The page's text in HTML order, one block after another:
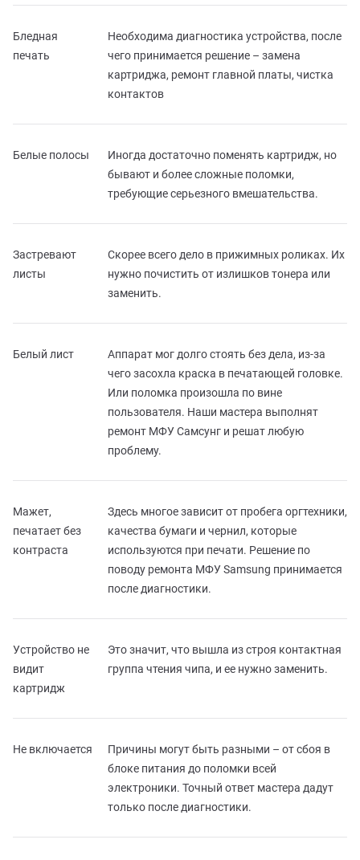
Бледная
печать
Необходима диагностика устройства, после
чего принимается решение – замена
картриджа, ремонт главной платы, чистка
контактов
Белые полосы
Иногда достаточно поменять картридж, но
бывают и более сложные поломки,
требующие серьезного вмешательства.
Застревают
листы
Скорее всего дело в прижимных роликах. Их
нужно почистить от излишков тонера или
заменить.
Белый лист
Аппарат мог долго стоять без дела, из-за
чего засохла краска в печатающей головке.
Или поломка произошла по вине
пользователя. Наши мастера выполнят
ремонт МФУ Самсунг и решат любую
проблему.
Мажет,
печатает без
контраста
Здесь многое зависит от пробега оргтехники,
качества бумаги и чернил, которые
используются при печати. Решение по
поводу ремонта МФУ Samsung принимается
после диагностики.
Устройство не
видит
картридж
Это значит, что вышла из строя контактная
группа чтения чипа, и ее нужно заменить.
Не включается
Причины могут быть разными – от сбоя в
блоке питания до поломки всей
электроники. Точный ответ мастера дадут
только после диагностики.